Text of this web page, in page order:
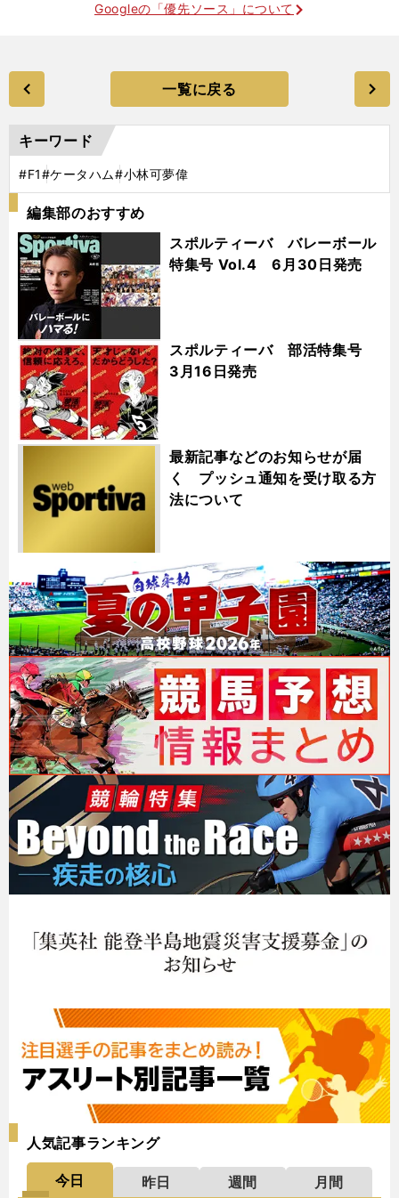
Googleの「優先ソース」について
一覧に戻る
キーワード
#F1#ケータハム#小林可夢偉
編集部のおすすめ
スポルティーバ バレーボール
特集号 Vol.4 6月30日発売
スポルティーバ 部活特集号
3月16日発売
最新記事などのお知らせが届
く プッシュ通知を受け取る方
法について
人気記事ランキング
今日 昨日 週間 月間